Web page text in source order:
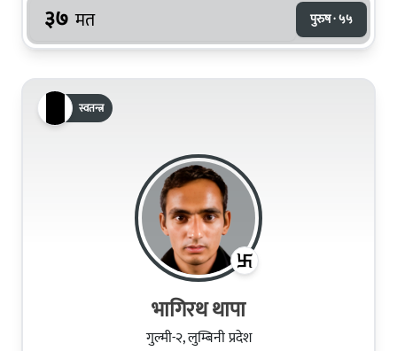
३७ मत पुरुष · ५५
स्वतन्त्र
भागिरथ थापा
गुल्मी-२, लुम्बिनी प्रदेश